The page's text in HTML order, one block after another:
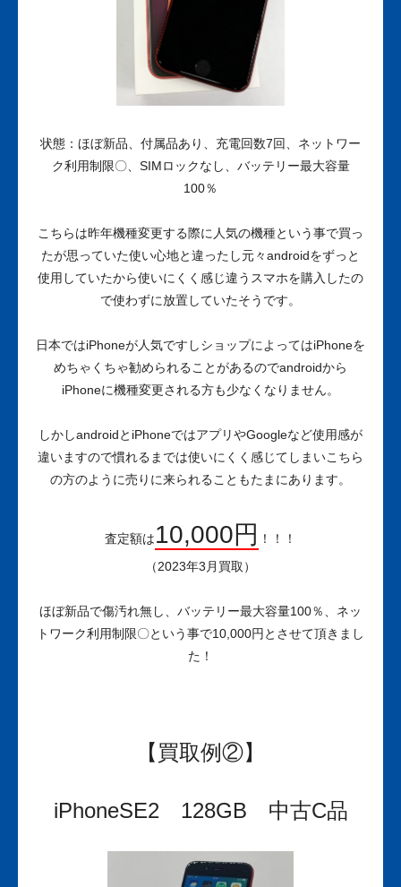
状態：ほぼ新品、付属品あり、充電回数7回、ネットワー
ク利用制限〇、SIMロックなし、バッテリー最大容量
100％
こちらは昨年機種変更する際に人気の機種という事で買っ
たが思っていた使い心地と違ったし元々androidをずっと
使用していたから使いにくく感じ違うスマホを購入したの
で使わずに放置していたそうです。
日本ではiPhoneが人気ですしショップによってはiPhoneを
めちゃくちゃ勧められることがあるのでandroidから
iPhoneに機種変更される方も少なくなりません。
しかしandroidとiPhoneではアプリやGoogleなど使用感が
違いますので慣れるまでは使いにくく感じてしまいこちら
の方のように売りに来られることもたまにあります。
査定額は10,000円
！！！
（2023年3月買取）
ほぼ新品で傷汚れ無し、バッテリー最大容量100％、ネッ
トワーク利用制限〇という事で10,000円とさせて頂きまし
た！
【買取例②】
iPhoneSE2 128GB 中古C品